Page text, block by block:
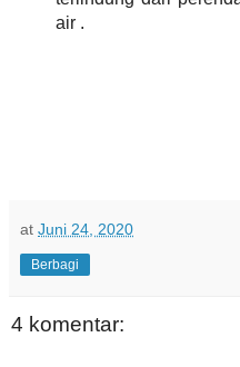
air .
at Juni 24, 2020
Berbagi
4 komentar: